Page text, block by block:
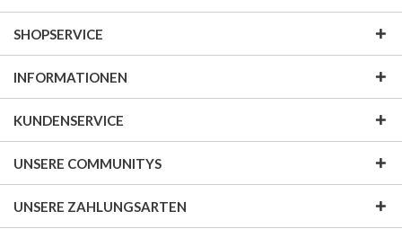
SHOPSERVICE
INFORMATIONEN
KUNDENSERVICE
UNSERE COMMUNITYS
UNSERE ZAHLUNGSARTEN